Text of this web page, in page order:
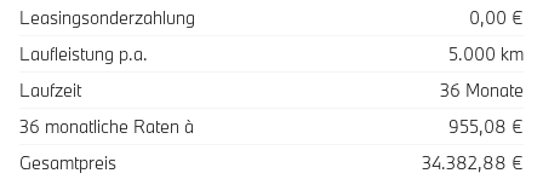
Leasingsonderzahlung
0,00 €
Laufleistung p.a.
5.000 km
Laufzeit
36 Monate
36 monatliche Raten à
955,08 €
Gesamtpreis
34.382,88 €